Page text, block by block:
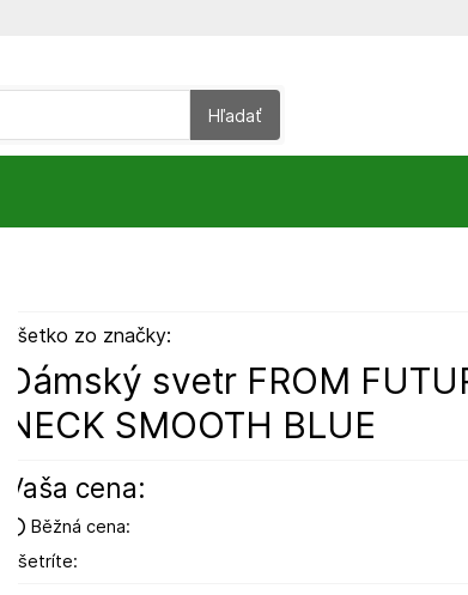
Všetko zo značky:
Dámský svetr FROM
NECK SMOOTH BLUE
Vaša cena:
Běžná cena:
Ušetríte:
Hľadať